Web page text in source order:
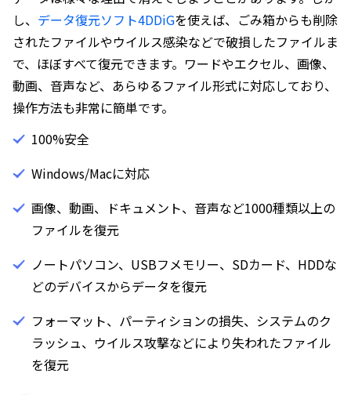
し、 データ復元ソフト4DDiGを使えば、ごみ箱からも削除
されたファイルやウイルス感染などで破損したファイルま
で、ほぼすべて復元できます。ワードやエクセル、画像、
動画、音声など、あらゆるファイル形式に対応しており、
操作方法も非常に簡単です。
100%安全
Windows/Macに対応
画像、動画、ドキュメント、音声など1000種類以上の
ファイルを復元
ノートパソコン、USBフメモリー、SDカード、HDDな
どのデバイスからデータを復元
フォーマット、パーティションの損失、システムのク
ラッシュ、ウイルス攻撃などにより失われたファイル
を復元